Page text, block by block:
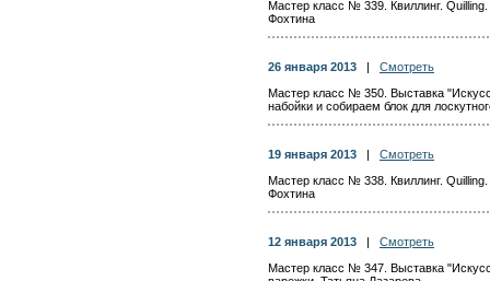
Мастер класс № 339. Квиллинг.
Фохтина
26 января 2013
Смотреть
Мастер класс № 350. Выставка
набойки и собираем блок для
19 января 2013
Смотреть
Мастер класс № 338. Квиллинг.
Фохтина
12 января 2013
Смотреть
Мастер класс № 347. Выставка